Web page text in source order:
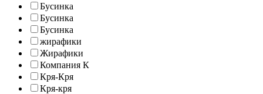
Бусинка
Бусинка
Бусинка
жирафики
Жирафики
Компания К
Кря-Кря
Кря-кря